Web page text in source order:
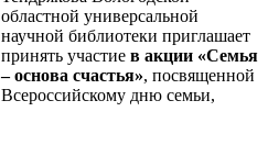
областной универсальной
научной библиотеки приглашает
принять участие в акции «Семья
– основа счастья», посвященной
Всероссийскому дню семьи,